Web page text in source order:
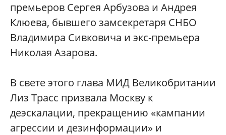
премьеров Сергея Арбузова и Андрея
Клюева, бывшего замсекретаря СНБО
Владимира Сивковича и экс-премьера
Николая Азарова.
В свете этого глава МИД Великобритании
Лиз Трасс призвала Москву к
деэскалации, прекращению «кампании
агрессии и дезинформации» и